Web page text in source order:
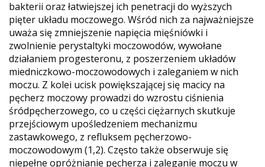
bakterii oraz łatwiejszej ich penetracji do wyższych
pięter układu moczowego. Wśród nich za najważniejsze
uważa się zmniejszenie napięcia mięśniówki i
zwolnienie perystaltyki moczowodów, wywołane
działaniem progesteronu, z poszerzeniem układów
miedniczkowo-moczowodowych i zaleganiem w nich
moczu. Z kolei ucisk powiększającej się macicy na
pęcherz moczowy prowadzi do wzrostu ciśnienia
śródpęcherzowego, co u części ciężarnych skutkuje
przejściowym upośledzeniem mechanizmu
zastawkowego, z refluksem pęcherzowo-
moczowodowym (1,2). Często także obserwuje się
niepełne opróżnianie pęcherza i zaleganie moczu w